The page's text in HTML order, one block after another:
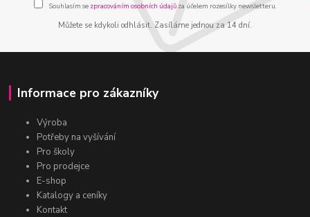
Souhlasím se zpracováním osobních údajůza účelem rozesílky newsletteru.
Můžete se kdykoli odhlásit. Zasíláme jednou za 14 dní.
Informace pro zákazníky
Výroba
Potřeby na vyšívání
Pro školy
Pro prodejce
E-shop
Katalogy a ceníky
Kontakt